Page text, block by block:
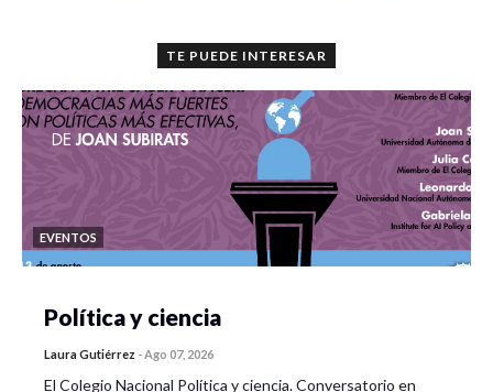
TE PUEDE INTERESAR
EVENTOS
Política y ciencia
Laura Gutiérrez -Ago 07, 2026
El Colegio Nacional Política y ciencia. Conversatorio en